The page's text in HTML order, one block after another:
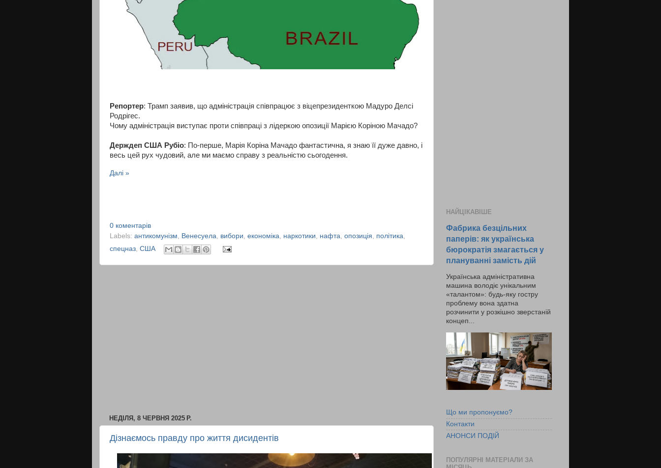
Репортер: Трамп заявив, що адміністрація співпрацює з віцепрезиденткою Мадуро Делсі
Родрігес.
Чому адміністрація виступає проти співпраці з лідеркою опозиції Марією Коріною Мачадо?
Держдеп США Рубіо: По-перше, Марія Коріна Мачадо фантастична, я знаю її дуже давно, і
весь цей рух чудовий, але ми маємо справу з реальністю сьогодення.
Далі »
0 коментарів
Labels: антикомунізм, Венесуела, вибори, економіка, наркотики, нафта, опозиція, політика,
спецназ, США
НЕДІЛЯ, 8 ЧЕРВНЯ 2025 Р.
Дізнаємось правду про життя дисидентів
НАЙЦІКАВІШЕ
Фабрика безцільних
паперів: як українська
бюрократія змагається у
плануванні замість дій
Українська адміністративна
машина володіє унікальним
«талантом»: будь-яку гостру
проблему вона здатна
розчинити у розкішно зверстаній
концеп...
Що ми пропонуємо?
Контакти
АНОНСИ ПОДІЙ
ПОПУЛЯРНІ МАТЕРІАЛИ ЗА